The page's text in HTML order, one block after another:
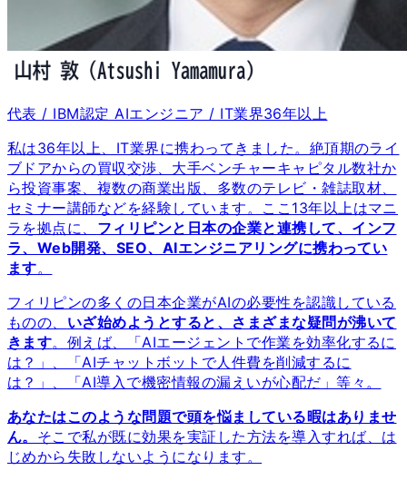
代表 / IBM認定 AIエンジニア / IT業界36年以上
私は36年以上、IT業界に携わってきました。絶頂期のライ
ブドアからの買収交渉、大手ベンチャーキャピタル数社か
ら投資事案、複数の商業出版、多数のテレビ・雑誌取材、
セミナー講師などを経験しています。ここ 13年以上はマニ
ラを拠点に、 フィリピンと日本の企業と連携して、インフ
ラ、Web開発、SEO、AIエンジニアリングに携わってい
ます。
フィリピンの多くの日本企業がAIの必要性を認識している
ものの、 いざ始めようとすると、さまざまな疑問が沸いて
きます。例えば、「AIエージェントで作業を効率化するに
は？」、「AIチャットボットで人件費を削減するに
は？」、「AI導入で機密情報の漏えいが心配だ」等々。
あなたはこのような問題で頭を悩ましている暇はありませ
ん。 そこで私が既に効果を実証した方法を導入すれば、は
じめから失敗しないようになります。